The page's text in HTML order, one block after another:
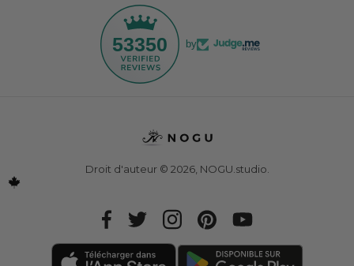
53350 by
Droit d'auteur © 2026, NOGU.studio.